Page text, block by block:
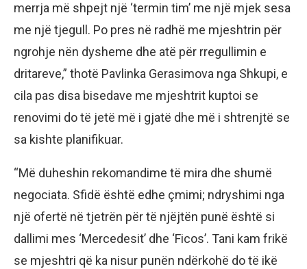
merrja më shpejt një ‘termin tim’ me një mjek sesa
me një tjegull. Po pres në radhë me mjeshtrin për
ngrohje nën dysheme dhe atë për rregullimin e
dritareve,” thotë Pavlinka Gerasimova nga Shkupi, e
cila pas disa bisedave me mjeshtrit kuptoi se
renovimi do të jetë më i gjatë dhe më i shtrenjtë se
sa kishte planifikuar.
“Më duheshin rekomandime të mira dhe shumë
negociata. Sfidë është edhe çmimi; ndryshimi nga
një ofertë në tjetrën për të njëjtën punë është si
dallimi mes ‘Mercedesit’ dhe ‘Ficos’. Tani kam frikë
se mjeshtri që ka nisur punën ndërkohë do të ikë